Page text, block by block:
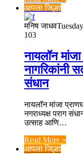
आपला जिल्हा
मनिष जाधव
103
नायलॉन
नागरिकांनी
संधान
नायलॉन मांजा
नगराध्यक्ष पराग
उत्साह आणि…
Read More »
आपला जिल्हा